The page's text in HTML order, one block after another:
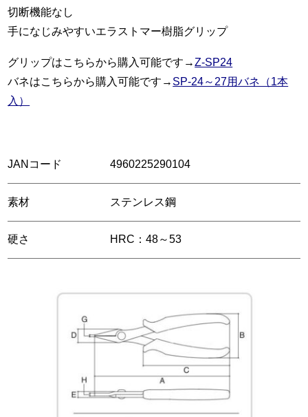
切断機能なし
手になじみやすいエラストマー樹脂グリップ
グリップはこちらから購入可能です→Z-SP24
バネはこちらから購入可能です→ SP-24～27用バネ（1本
入）
JANコード 4960225290104
素材 ステンレス鋼
硬さ HRC：48～53